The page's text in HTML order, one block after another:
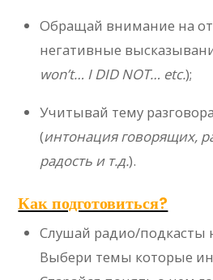
Обращай внимание на
негативные
won’t… I DID NOT… etc.);
Учитывай тему
(интонация говорящих,
радость и т.д.).
Как подготовиться?
Слушай радио/подкасты
Выбери темы которые